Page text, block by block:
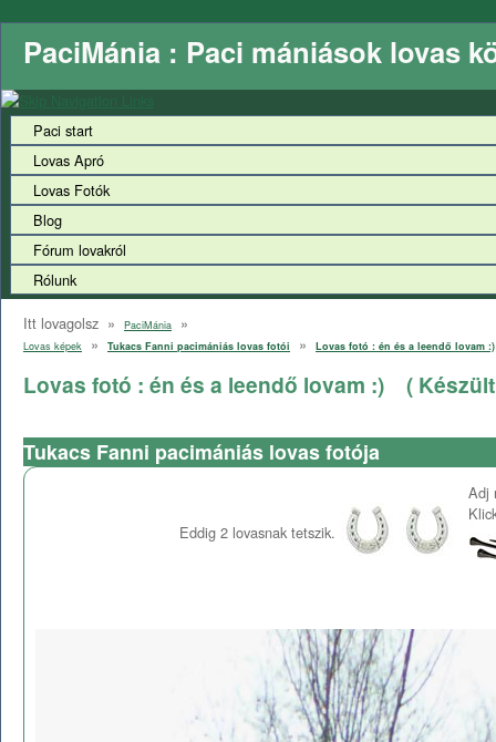
PaciMánia : Paci mániások lovas
Paci start
Lovas Apró
Lovas Fotók
Blog
Fórum lovakról
Rólunk
Itt lovagolsz » PaciMánia »
Lovas képek » Tukacs Fanni pacimániás lovas fotói » Lovas fotó : én és a leendő lovam :)
Lovas fotó : én és a leendő lovam :) (
Tukacs Fanni pacimániás lovas fotója
Eddig 2 lovasnak tetszik.
Adj